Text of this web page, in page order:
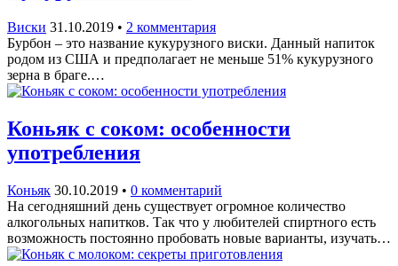
Виски 31.10.2019 • 2 комментария
Бурбон – это название кукурузного виски. Данный напиток
родом из США и предполагает не меньше 51% кукурузного
зерна в браге.…
Коньяк с соком: особенности
употребления
Коньяк 30.10.2019 • 0 комментарий
На сегодняшний день существует огромное количество
алкогольных напитков. Так что у любителей спиртного есть
возможность постоянно пробовать новые варианты, изучать…